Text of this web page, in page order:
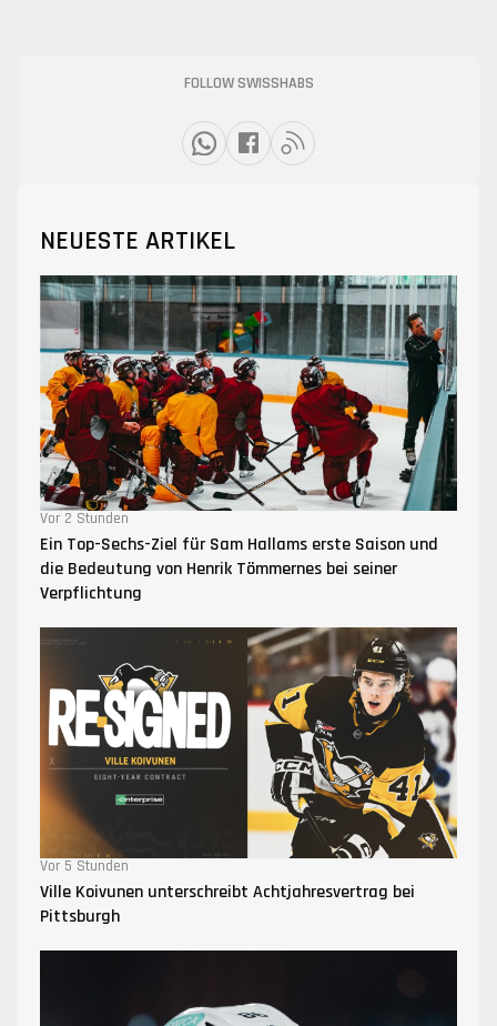
FOLLOW SWISSHABS
NEUESTE ARTIKEL
Vor 2 Stunden
Ein Top-Sechs-Ziel für Sam Hallams erste Saison und
die Bedeutung von Henrik Tömmernes bei seiner
Verpflichtung
Vor 5 Stunden
Ville Koivunen unterschreibt Achtjahresvertrag bei
Pittsburgh